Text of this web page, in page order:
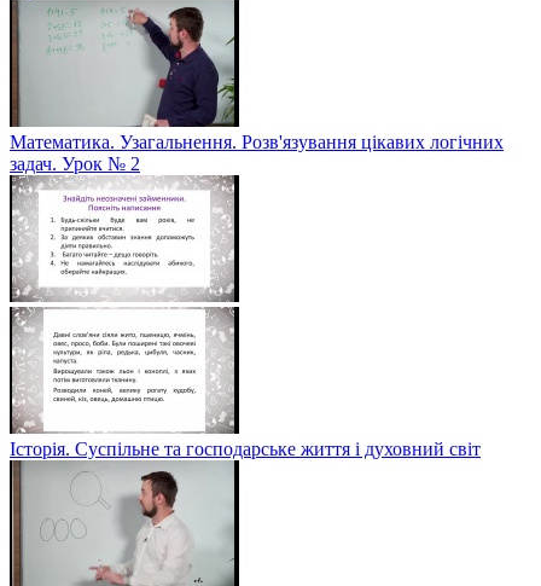
Математика. Узагальнення. Розв'язування цікавих логічних
задач. Урок № 2
Історія. Суспільне та господарське життя і духовний світ